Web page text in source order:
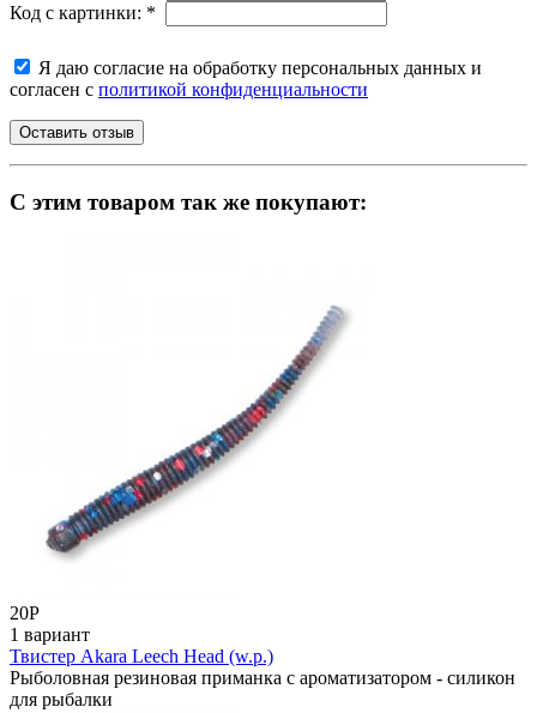
Код с картинки: *
Я даю согласие на обработку персональных данных и
согласен с политикой конфиденциальности
C этим товаром так же покупают:
20Р
1 вариант
Твистер Akara Leech Head (w.p.)
Рыболовная резиновая приманка с ароматизатором - силикон
для рыбалки